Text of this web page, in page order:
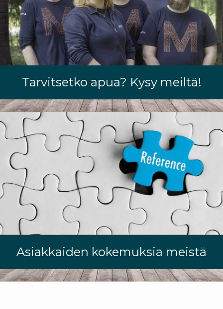
Tarvitsetko apua? Kysy meiltä!
Asiakkaiden kokemuksia meistä